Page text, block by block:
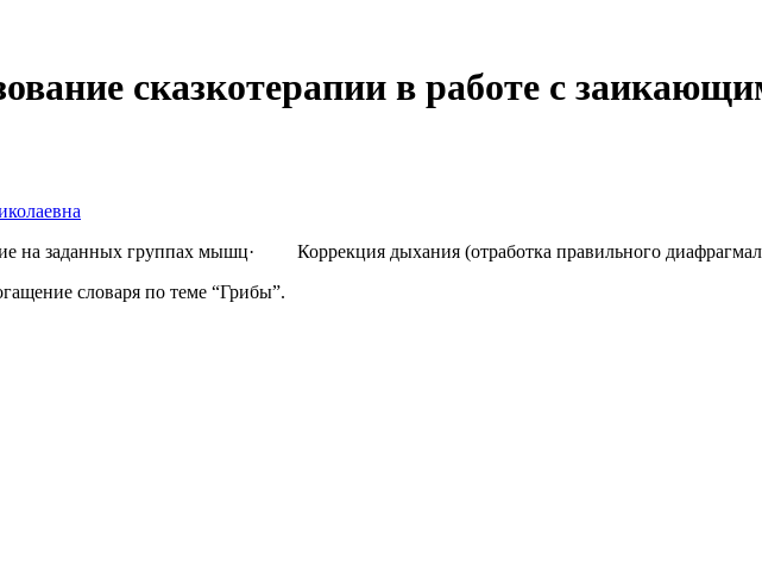
сказкотерапии в работе с
на заданных группах мышц· Коррекция дыхания (отработка правильного
словаря по теме “Грибы”.